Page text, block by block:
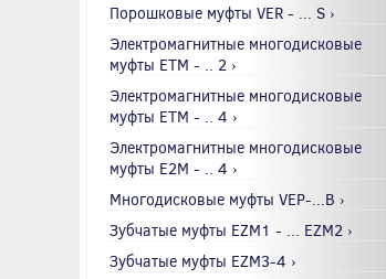
Порошковые муфты VER - ... S ›
Электромагнитные многодисковые
муфты EТМ - .. 2 ›
Электромагнитные многодисковые
муфты EТМ - .. 4 ›
Электромагнитные многодисковые
муфты E2М - .. 4 ›
Многодисковые муфты VEP-...B ›
Зубчатые муфты EZM1 - ... EZM2 ›
Зубчатые муфты EZM3-4 ›